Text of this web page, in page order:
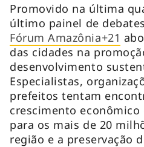
Promovido na última
último painel de
Fórum Amazônia+21
das cidades na
desenvolvimento
Especialistas,
prefeitos tentam
crescimento
para os mais de 20
região e a preservação